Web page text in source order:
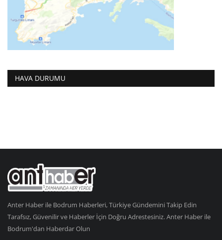
HAVA DURUMU
Anter Haber ile Bodrum Haberleri, Türkiye Gündemini Takip Edin
Tarafsız, Güvenilir ve Haberler İçin Doğru Adrestesiniz. Anter Haber ile
Bodrum'dan Haberdar Olun